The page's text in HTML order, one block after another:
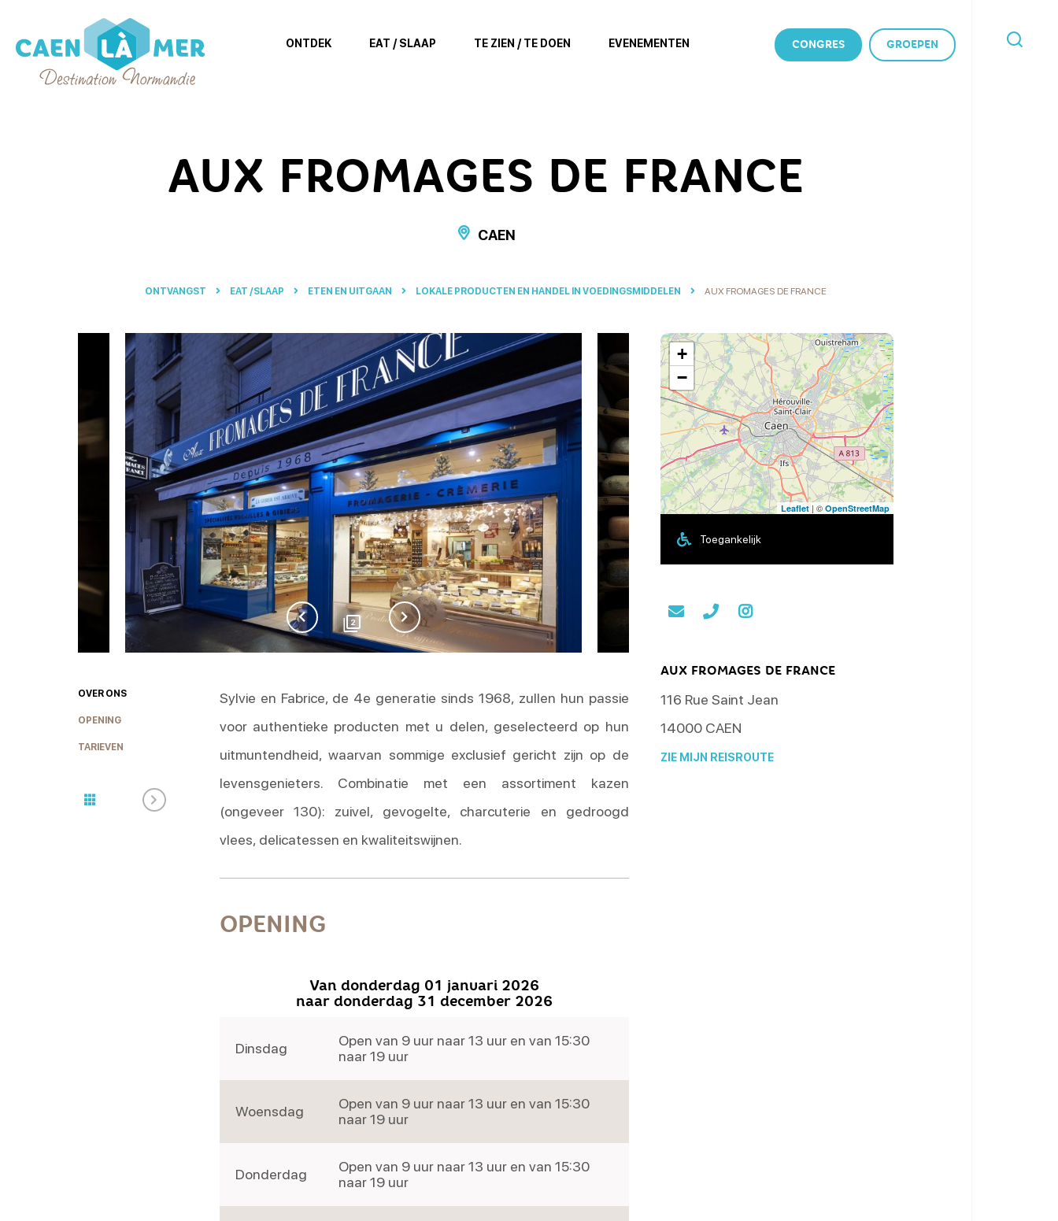
ONTDEK EAT / SLAAP TE ZIEN / TE DOEN EVENEMENTEN CONGRES GROEPEN
AUX FROMAGES DE FRANCE
CAEN
ONTVANGST EAT /SLAAP ETEN EN UITGAAN LOKALE PRODUCTEN EN HANDEL IN VOEDINGSMIDDELEN AUX FROMAGES DE FRANCE
2
OVER ONS
OPENING
TARIEVEN
Sylvie en Fabrice, de 4e generatie sinds 1968, zullen hun passie
voor authentieke producten met u delen, geselecteerd op hun
uitmuntendheid, waarvan sommige exclusief gericht zijn op de
levensgenieters. Combinatie met een assortiment kazen
(ongeveer 130): zuivel, gevogelte, charcuterie en gedroogd
vlees, delicatessen en kwaliteitswijnen.
OPENING
Van donderdag 01 januari 2026
naar donderdag 31 december 2026
Dinsdag
Open van 9 uur naar 13 uur en van 15:30
naar 19 uur
Woensdag
Open van 9 uur naar 13 uur en van 15:30
naar 19 uur
Donderdag
Open van 9 uur naar 13 uur en van 15:30
naar 19 uur
+
−
Leaflet| ©OpenStreetMap
Toegankelijk
AUX FROMAGES DE FRANCE
116 Rue Saint Jean
14000 CAEN
ZIE MIJN REISROUTE